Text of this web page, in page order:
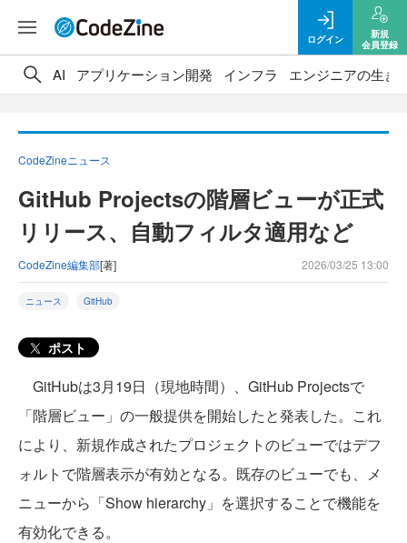
ログイン
新規
会員登録
AI アプリケーション開発 インフラ エンジニアの生き
CodeZineニュース
GitHub Projectsの階層ビューが正式
リリース、自動フィルタ適用など
CodeZine編集部[著] 2026/03/25 13:00
ニュース GitHub
ポスト
GitHubは3月19日（現地時間）、GitHub Projectsで
「階層ビュー」の一般提供を開始したと発表した。これ
により、新規作成されたプロジェクトのビューではデフ
ォルトで階層表示が有効となる。既存のビューでも、メ
ニューから「Show hierarchy」を選択することで機能を
有効化できる。